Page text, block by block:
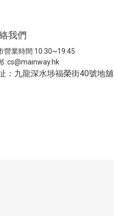
我們
營業時間:10:30~19:45
:cs@mainway.hk
：九龍深水埗福榮街40號地舖